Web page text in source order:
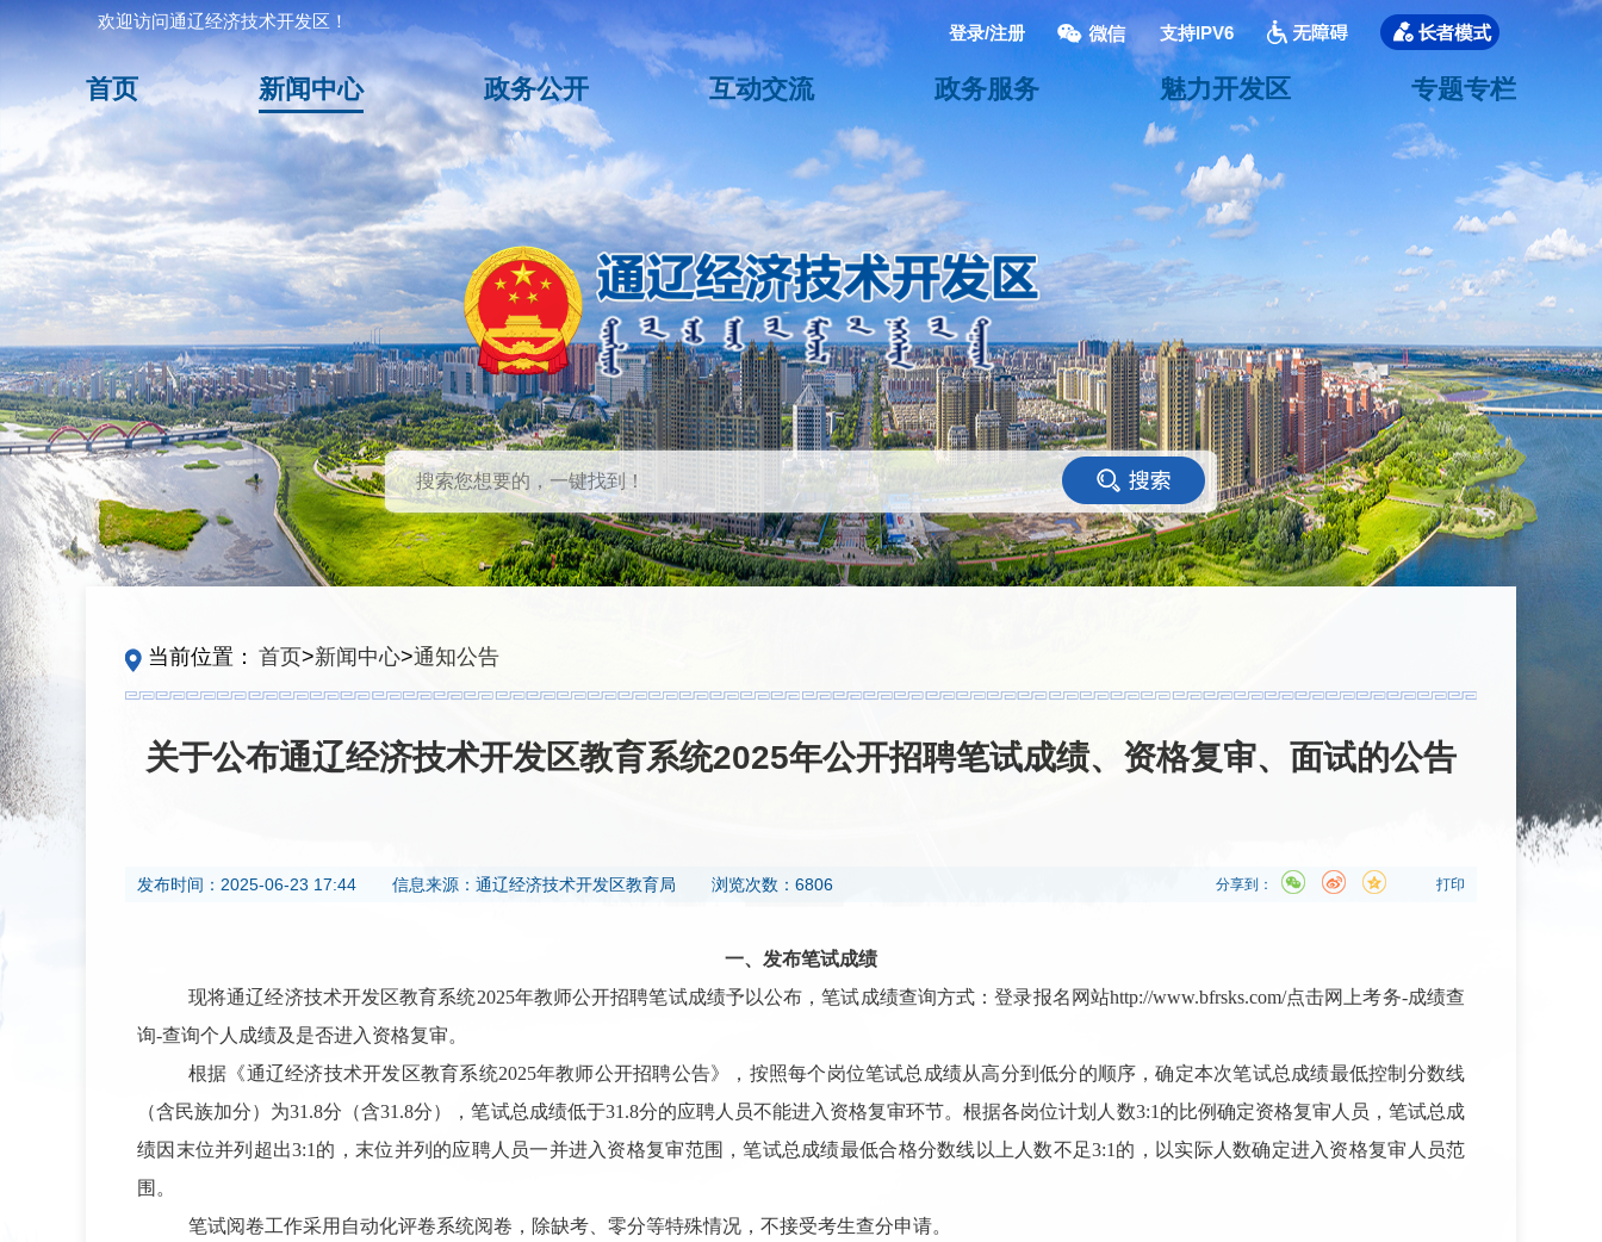
欢迎访问通辽经济技术开发区！
登录/注册 支持IPV6
首页 新闻中心 政务公开 互动交流 政务服务 魅力开发区 专题专栏
<
当前位置： 首页>新闻中心>通知公告
关于公布通辽经济技术开发区教育系统2025年公开招聘笔试成绩、资格复审、面试的公告
发布时间： 2025-06-23 17:44 信息来源： 通辽经济技术开发区教育局 浏览次数：6806 打印
分享到：
一、发布笔试成绩
现将通辽经济技术开发区教育系统2025年教师公开招聘笔试成绩予以公布，笔试成绩查询方式：登录报名网站http://www.bfrsks.com/点击网上考务-成绩查
询-查询个人成绩及 是否进入资格复审。
根据《通辽经济技术开发区教育系统2025年教师公开招聘公告》，按照每个岗位笔试总成绩从高分到低分的顺序，确定本次笔试总成绩最低控制分数线
（含民族加分）为31.8分（含31.8分），笔试总成绩低于31.8分的应聘人员不能进入资格复审环节。根据各岗位计划人数3:1的比例确定资格复审人员 ， 笔试总 成
绩因末位并列超出3:1的， 末位并列的应聘人员一并进入资格复审范围，笔试总成绩最低合格分数线 以 上人数不足3:1的，以实际人数确定进入资格复审人员范
围。
笔试阅卷工作采用自动化评卷系统阅卷，除缺考、零分等特殊情况，不接受考生查分申请。